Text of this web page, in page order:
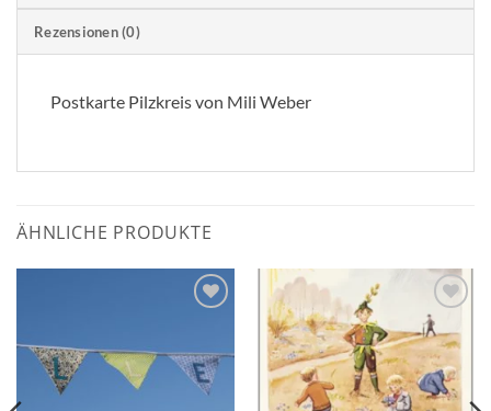
Rezensionen (0)
Postkarte Pilzkreis von Mili Weber
ÄHNLICHE PRODUKTE
hinzufügen
Zum
Wunschzettel
hinzufügen